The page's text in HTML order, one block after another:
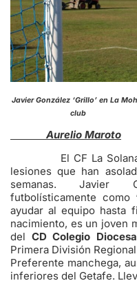
Javier González ‘Grillo’ en La
club Foto:
Aurelio Maroto
El CF La Solana
lesiones que han
semanas. Javier
futbolísticamente como
ayudar al equipo hasta
nacimiento, es un joven
del CD Colegio
Primera División
Preferente manchega,
inferiores del Getafe.